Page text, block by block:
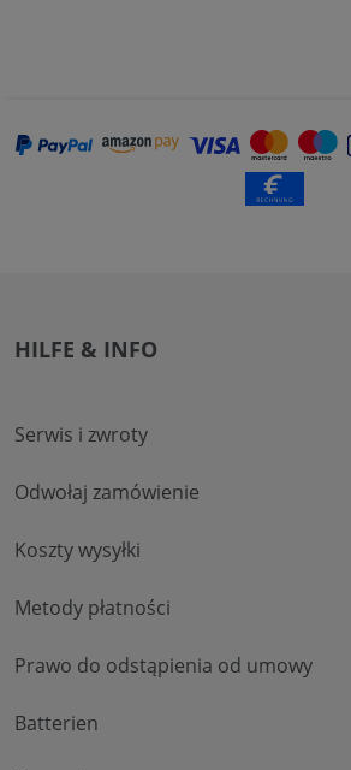
HILFE & INFO
Serwis i zwroty
Odwołaj zamówienie
Koszty wysyłki
Metody płatności
Prawo do odstąpienia od umowy
Batterien